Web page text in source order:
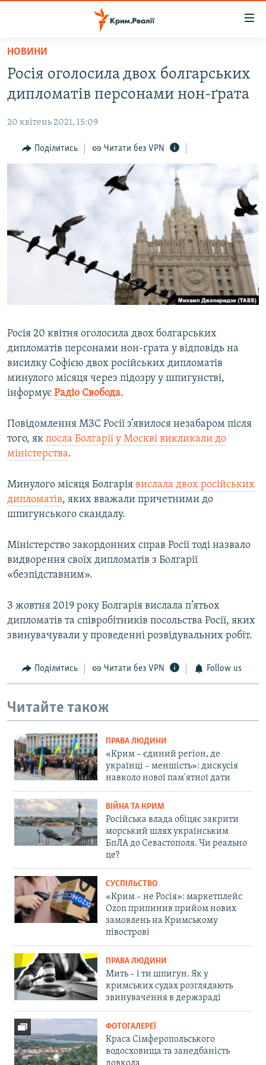
Перейти
основного
матеріалу
до
навігації
Перейти
ПОЛІТИКА
БЛОГИ
ІНТЕРВ'Ю
СПЕЦПРОЕКТИ
ДЕПОРТАЦІЯ
ЯК ОБІЙТИ БЛОКУВАННЯ
Qırımtatar
Усі сайти RFE/RL
НОВИНИ
Росія оголосила двох болгарських
дипломатів персонами нон-ґрата
20 квітень 2021, 15:09
Поділитись Читати без VPN
Росія 20 квітня оголосила двох болгарських
дипломатів персонами нон-ґрата у відповідь на
висилку Софією двох російських дипломатів
минулого місяця через підозру у шпигунстві,
інформує Радіо Свобода.
Повідомлення МЗС Росії з’явилося незабаром після
того, як посла Болгарії у Москві викликали до
міністерства.
Минулого місяця Болгарія вислала двох російських
дипломатів, яких вважали причетними до
шпигунського скандалу.
Міністерство закордонних справ Росії тоді назвало
видворення своїх дипломатів з Болгарії
«безпідставним».
З жовтня 2019 року Болгарія вислала п’ятьох
дипломатів та співробітників посольства Росії, яких
звинувачували у проведенні розвідувальних робіт.
Поділитись Читати без VPN Follow us
Читайте також
ПРАВА ЛЮДИНИ
«Крим – єдиний регіон, де
українці – меншість»: дискусія
навколо нової пам'ятної дати
ВІЙНА ТА КРИМ
Російська влада обіцяє закрити
морський шлях українським
БпЛА до Севастополя. Чи реально
це?
СУСПІЛЬСТВО
«Крим – не Росія»: маркетплейс
Ozon припинив прийом нових
замовлень на Кримському
півострові
ПРАВА ЛЮДИНИ
Мить – і ти шпигун. Як у
кримських судах розглядають
звинувачення в держзраді
ФОТОГАЛЕРЕЇ
Краса Сімферопольського
водосховища та занедбаність